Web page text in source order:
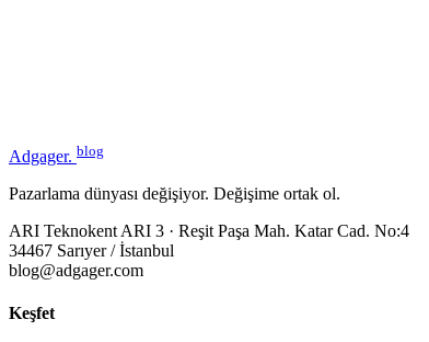
Adgager. blog
Pazarlama dünyası değişiyor. Değişime ortak ol.
ARI Teknokent ARI 3 · Reşit Paşa Mah. Katar Cad. No:4
34467 Sarıyer / İstanbul
blog@adgager.com
Keşfet